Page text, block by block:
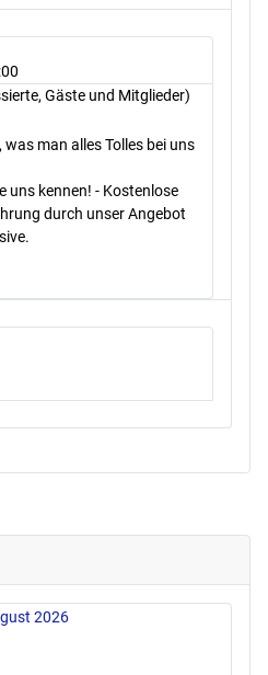
Gäste und Mitglieder)
man alles Tolles bei uns
uns kennen! - Kostenlose
durch unser Angebot
2026